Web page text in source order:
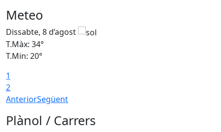
Meteo
Dissabte, 8 d’agost
T.Màx: 34°
T.Min: 20°
1
2
AnteriorSegüent
Plànol / Carrers